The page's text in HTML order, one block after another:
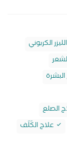
الليزر الكربوني
الصلع
علاج الكَلَف